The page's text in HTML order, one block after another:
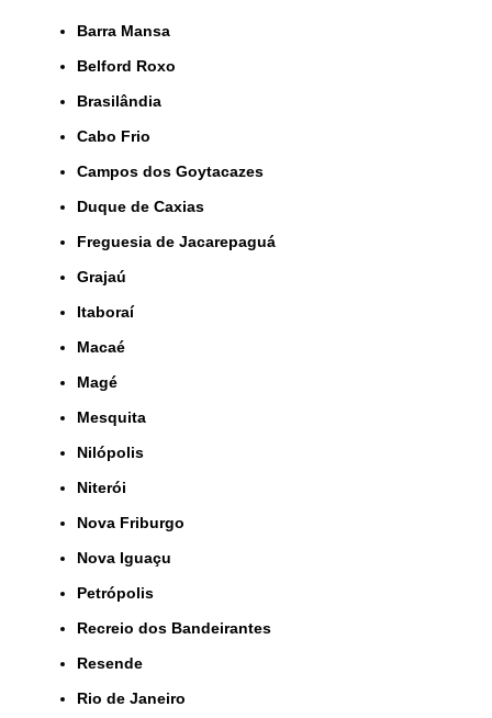
Barra Mansa
Belford Roxo
Brasilândia
Cabo Frio
Campos dos Goytacazes
Duque de Caxias
Freguesia de Jacarepaguá
Grajaú
Itaboraí
Macaé
Magé
Mesquita
Nilópolis
Niterói
Nova Friburgo
Nova Iguaçu
Petrópolis
Recreio dos Bandeirantes
Resende
Rio de Janeiro